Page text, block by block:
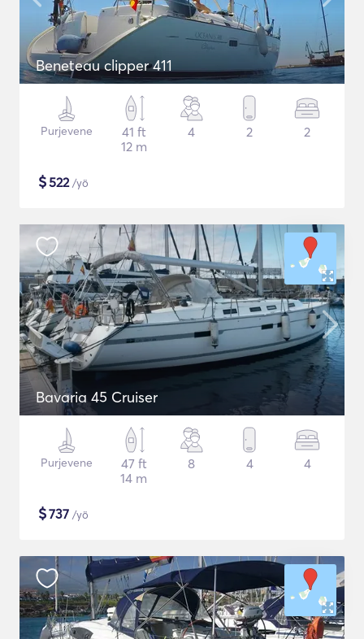
Beneteau clipper 411
Purjevene
41 ft
12 m
4 2 2
$522/yö
Bavaria 45 Cruiser
Purjevene
47 ft
14 m
8 4 4
$737 /yö